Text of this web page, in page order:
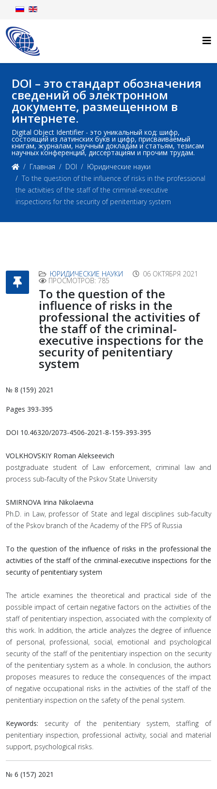
DOI – это стандарт обозначения
сведений об электронном
документе, размещенном в
интернете.
Digital Object Identifier - это уникальный код: шифр,
состоящий из латинских букв и цифр, присваиваемый
книгам, журналам, научным докладам и статьям, тезисам
научных конференций, диссертациям и прочим трудам.
Главная
DOI
Юридические науки
To the question of the influence of risks in the professional
the activities of the staff of the criminal-executive
inspections for the security of penitentiary system
ЮРИДИЧЕСКИЕ НАУКИ 06 ОКТЯБРЯ 2021
ПРОСМОТРОВ: 785
To the question of the
influence of risks in the
professional the activities of
the staff of the criminal-
executive inspections for the
security of penitentiary
system
№ 8 (159) 2021
Pages 393-395
DOI 10.46320/2073-4506-2021-8-159-393-395
VOLKHOVSKIY Roman Alekseevich
postgraduate student of Law enforcement, criminal law and
process sub-faculty of the Pskov State University
SMIRNOVA Irina Nikolaevna
Ph.D. in Law, professor of State and legal disciplines sub-faculty
of the Pskov branch of the Academy of the FPS of Russia
To the question of the influence of risks in the professional the
activities of the staff of the criminal-executive inspections for the
security of penitentiary system
The article examines the theoretical and practical side of the
possible impact of certain negative factors on the activities of the
staff of penitentiary inspection, associated with the complexity of
this work. In addition, the article analyzes the degree of influence
of personal, professional, social, emotional and psychological
security of the staff of the penitentiary inspection on the security
of the penitentiary system as a whole. In conclusion, the authors
proposes measures to reduce the consequences of the impact
of negative occupational risks in the activities of the staff of the
penitentiary inspection on the safety of the penal system.
Keywords: security of the penitentiary system, staffing of
penitentiary inspection, professional activity, social and material
support, psychological risks.
№ 6 (157) 2021